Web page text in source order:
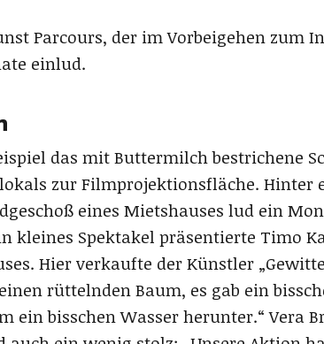
Parcours, der im Vorbeigehen zum
einlud.
das mit Buttermilch bestrichene
zur Filmprojektionsfläche. Hinter
eines Mietshauses lud ein
kleines Spektakel präsentierte Timo
Hier verkaufte der Künstler
rüttelnden Baum, es gab ein
ein bisschen Wasser herunter.“ Vera